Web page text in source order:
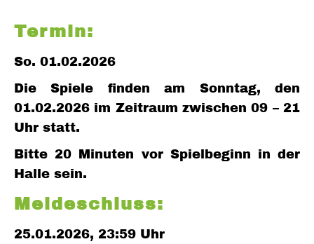
Termin:
So. 01.02.2026
Die Spiele finden am Sonntag, den
01.02.2026 im Zeitraum zwischen 09 – 21
Uhr statt.
Bitte 20 Minuten vor Spielbeginn in der
Halle sein.
Meldeschluss:
25.01.2026, 23:59 Uhr